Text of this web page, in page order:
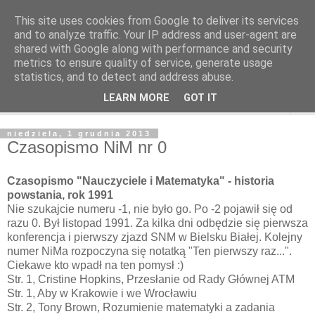
niedziela, 1 grudnia 2013
Czasopismo NiM nr 0
Czasopismo "Nauczyciele i Matematyka" - historia
powstania, rok 1991
Nie szukajcie numeru -1, nie było go. Po -2 pojawił się od
razu 0. Był listopad 1991. Za kilka dni odbędzie się pierwsza
konferencja i pierwszy zjazd SNM w Bielsku Białej. Kolejny
numer NiMa rozpoczyna się notatką "Ten pierwszy raz...".
Ciekawe kto wpadł na ten pomysł :)
Str. 1, Cristine Hopkins, Przesłanie od Rady Głównej ATM
Str. 1, Aby w Krakowie i we Wrocławiu
Str. 2, Tony Brown, Rozumienie matematyki a zadania
This site uses cookies from Google to deliver its services
and to analyze traffic. Your IP address and user-agent are
shared with Google along with performance and security
metrics to ensure quality of service, generate usage
statistics, and to detect and address abuse.
LEARN MORE GOT IT